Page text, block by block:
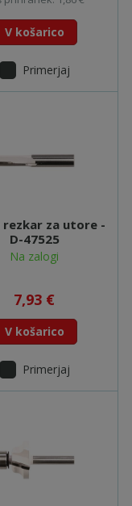
V košarico
Primerjaj
rezkar za utore -
D-47525
Na zalogi
7,93 €
V košarico
Primerjaj